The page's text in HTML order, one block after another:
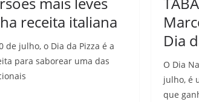
receita italiana
de julho, o Dia da Pizza é a
para saborear uma das
Dia
O Dia
julho, é
que